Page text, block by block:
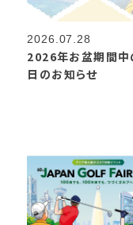
2026.07.28
2026年お盆期間中
日のお知らせ